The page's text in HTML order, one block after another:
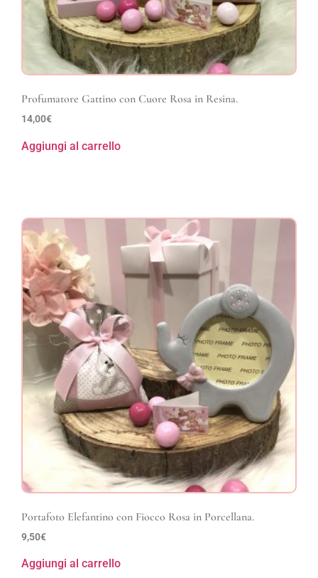
Profumatore Gattino con Cuore Rosa in Resina.
14,00€
Aggiungi al carrello
Portafoto Elefantino con Fiocco Rosa in Porcellana.
9,50€
Aggiungi al carrello